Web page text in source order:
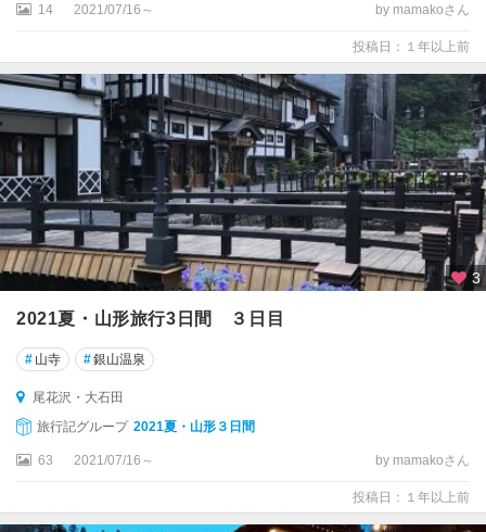
14 2021/07/16～ by mamakoさん
投稿日：１年以上前
3
2021夏・山形旅行3日間 ３日目
# 山寺 #銀山温泉
尾花沢・大石田
旅行記グループ 2021夏・山形３日間
63 2021/07/16～ by mamakoさん
投稿日：１年以上前